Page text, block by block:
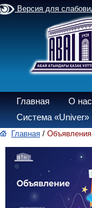
Версия для
Главная О нас
Система «Univer»
Главная / Объявления